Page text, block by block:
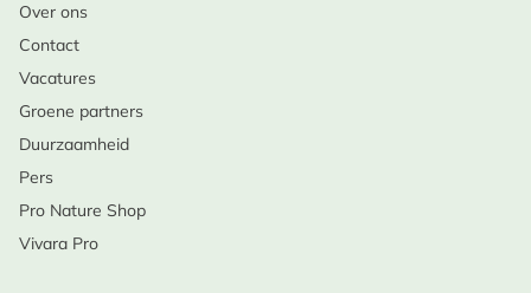
Over ons
Contact
Vacatures
Groene partners
Duurzaamheid
Pers
Pro Nature Shop
Vivara Pro